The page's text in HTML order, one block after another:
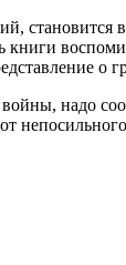
книги
о
надо